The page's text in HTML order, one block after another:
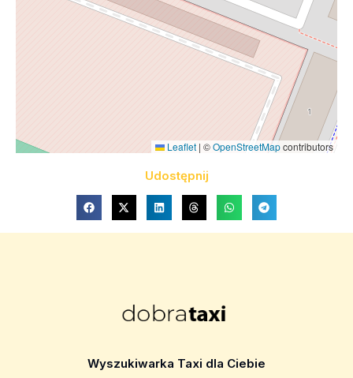
Leaflet | ©OpenStreetMapcontributors
Udostępnij
Wyszukiwarka Taxi dla Ciebie